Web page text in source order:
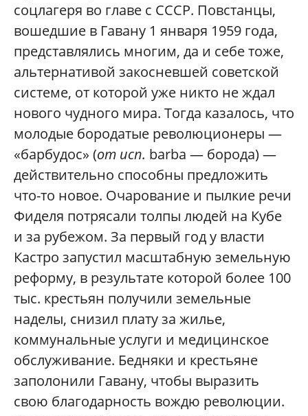
соцлагеря во главе с СССР. Повстанцы,
вошедшие в Гавану 1 января 1959 года,
представлялись многим, да и себе тоже,
альтернативой закосневшей советской
системе, от которой уже никто не ждал
нового чудного мира. Тогда казалось, что
молодые бородатые революционеры —
«барбудос» (от исп. barba — борода) —
действительно способны предложить
что-то новое. Очарование и пылкие речи
Фиделя потрясали толпы людей на Кубе
и за рубежом. За первый год у власти
Кастро запустил масштабную земельную
реформу, в результате которой более 100
тыс. крестьян получили земельные
наделы, снизил плату за жилье,
коммунальные услуги и медицинское
обслуживание. Бедняки и крестьяне
заполонили Гавану, чтобы выразить
свою благодарность вождю революции.